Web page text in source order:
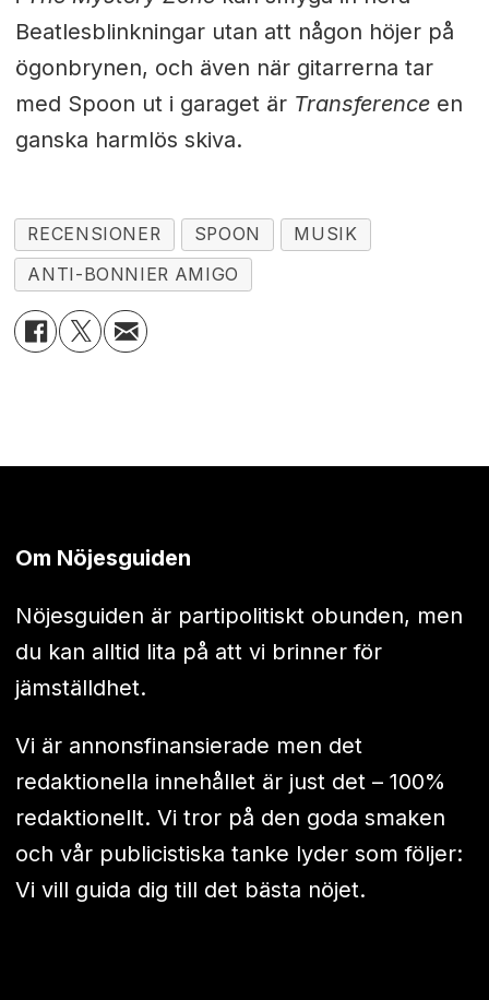
Beatlesblinkningar utan att någon höjer på
ögonbrynen, och även när gitarrerna tar
med Spoon ut i garaget är Transference en
ganska harmlös skiva.
RECENSIONER SPOON
MUSIK
ANTI-BONNIER AMIGO
Om Nöjesguiden
Nöjesguiden är partipolitiskt obunden, men
du kan alltid lita på att vi brinner för
jämställdhet.
Vi är annonsfinansierade men det
redaktionella innehållet är just det – 100%
redaktionellt. Vi tror på den goda smaken
och vår publicistiska tanke lyder som följer:
Vi vill guida dig till det bästa nöjet.